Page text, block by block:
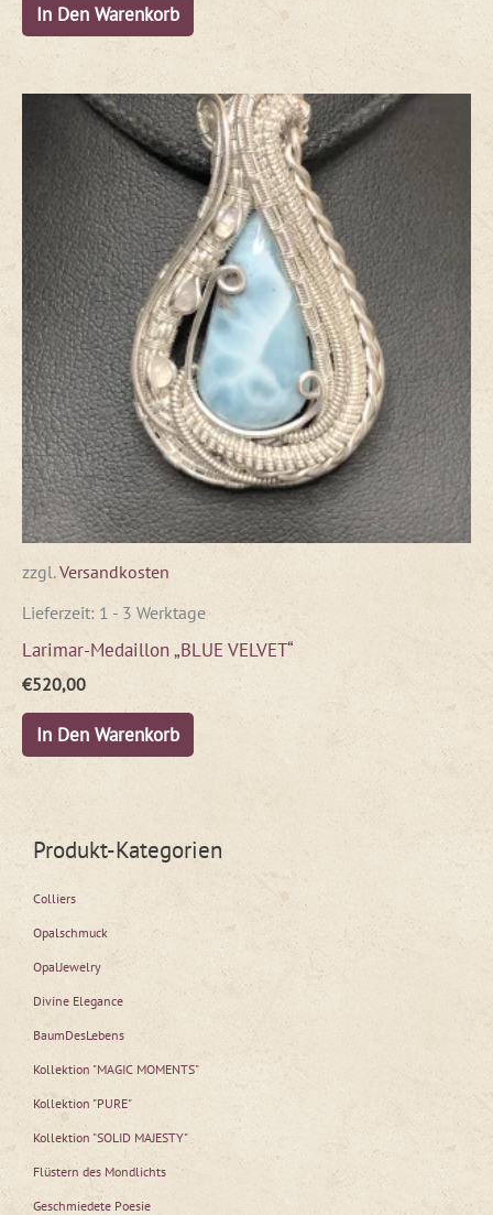
In Den Warenkorb
zzgl.Versandkosten
Lieferzeit: 1 - 3 Werktage
Larimar-Medaillon „BLUE VELVET“
€520,00
In Den Warenkorb
Produkt-Kategorien
Colliers
Opalschmuck
OpalJewelry
Divine Elegance
BaumDesLebens
Kollektion "MAGIC MOMENTS"
Kollektion "PURE"
Kollektion "SOLID MAJESTY"
Flüstern des Mondlichts
Geschmiedete Poesie